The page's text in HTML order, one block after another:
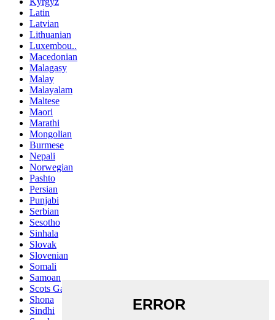
Latin
Latvian
Lithuanian
Luxembou..
Macedonian
Malagasy
Malay
Malayalam
Maltese
Maori
Marathi
Mongolian
Burmese
Nepali
Norwegian
Pashto
Persian
Punjabi
Serbian
Sesotho
Sinhala
Slovak
Slovenian
Somali
Samoan
Scots Gaelic
Shona
Sindhi